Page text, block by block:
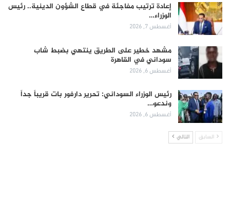
إعادة ترتيب مفاجئة في قطاع الشؤون الدينية.. رئيس
الوزراء…
أغسطس 7, 2026
مشهد خطير على الطريق ينتهي بضبط شاب
سوداني في القاهرة
أغسطس 6, 2026
رئيس الوزراء السوداني: تحرير دارفور بات قريباً جداً
وندعو…
أغسطس 6, 2026
السابق التالي